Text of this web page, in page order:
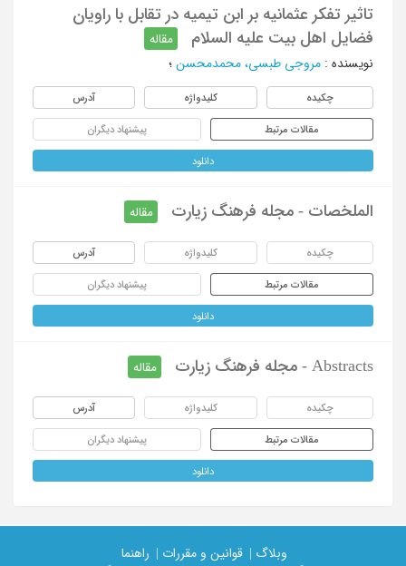
تاثیر تفکر عثمانیه بر ابن تیمیه در تقابل با راویان
فضایل اهل بیت علیه السلام
مقاله
نویسنده : مروجی طبسی، محمدمحسن ؛
چکیده کلیدواژه آدرس
مقالات مرتبط پیشنهاد دیگران
دانلود
الملخصات - مجله فرهنگ زیارت مقاله
چکیده کلیدواژه آدرس
مقالات مرتبط پیشنهاد دیگران
دانلود
Abstracts - مجله فرهنگ زیارت مقاله
چکیده کلیدواژه آدرس
مقالات مرتبط پیشنهاد دیگران
دانلود
وبلاگ | قوانین و مقررات |
راهنما